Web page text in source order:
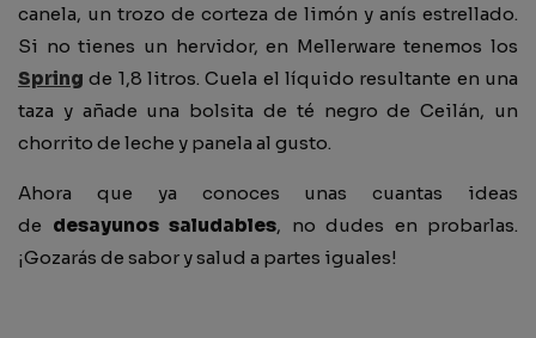
canela, un trozo de corteza de limón y anís estrellado.
Si no tienes un hervidor, en Mellerware tenemos los
Spring de 1,8 litros. Cuela el líquido resultante en una
taza y añade una bolsita de té negro de Ceilán, un
chorrito de leche y panela al gusto.
Ahora que ya conoces unas cuantas ideas
de desayunos saludables, no dudes en probarlas.
¡Gozarás de sabor y salud a partes iguales!